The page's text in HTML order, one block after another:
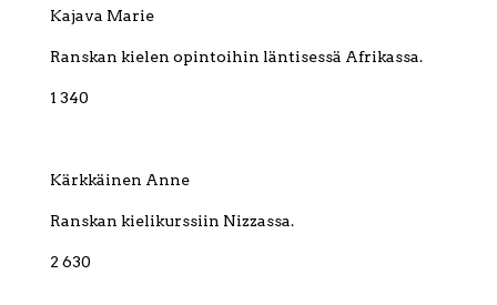
Kajava Marie
Ranskan kielen opintoihin läntisessä Afrikassa.
1 340
Kärkkäinen Anne
Ranskan kielikurssiin Nizzassa.
2 630